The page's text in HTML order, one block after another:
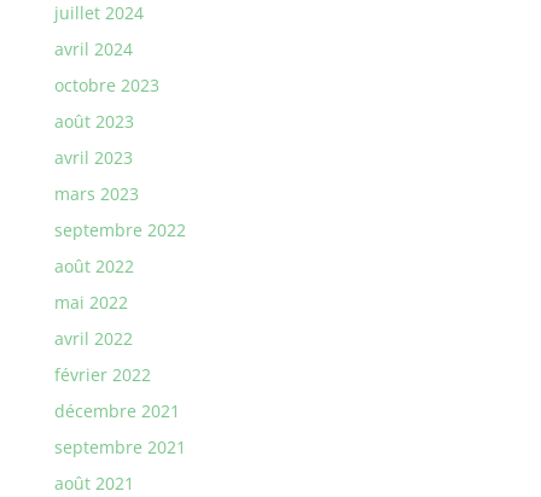
juillet 2024
avril 2024
octobre 2023
août 2023
avril 2023
mars 2023
septembre 2022
août 2022
mai 2022
avril 2022
février 2022
décembre 2021
septembre 2021
août 2021